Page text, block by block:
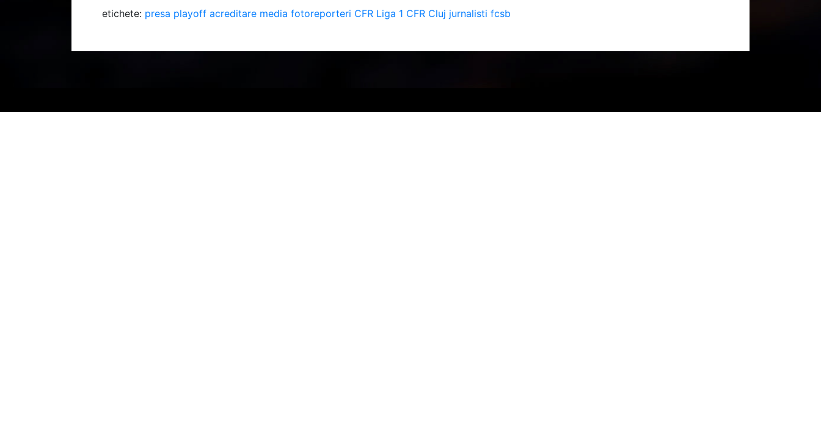
etichete: presa playoff acreditare media fotoreporteri CFR Liga 1 CFR Cluj jurnalisti fcsb